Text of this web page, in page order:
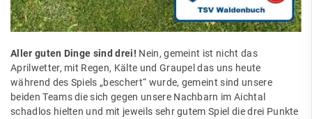
Aller guten Dinge sind drei! Nein, gemeint ist nicht das
Aprilwetter, mit Regen, Kälte und Graupel das uns heute
während des Spiels „beschert“ wurde, gemeint sind unsere
beiden Teams die sich gegen unsere Nachbarn im Aichtal
schadlos hielten und mit jeweils sehr gutem Spiel die drei Punkte